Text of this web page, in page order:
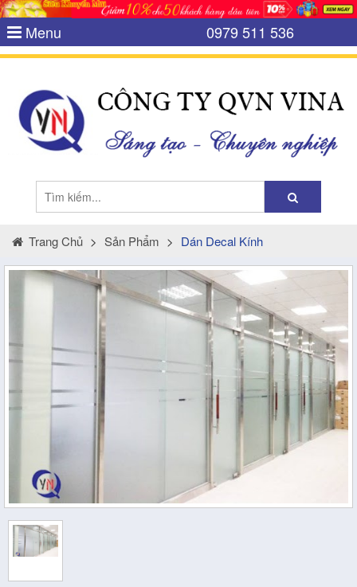
Menu 0979 511 536
Trang Chủ > Sản Phẩm > Dán Decal Kính